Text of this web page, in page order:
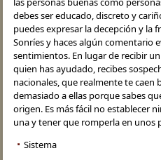
debes ser educado, discreto y
puedes expresar la decepción y la
Sonríes y haces algún comentario
sentimientos. En lugar de recibir
quien has ayudado, recibes
nacionales, que realmente te caen
demasiado a ellas porque sabes
origen. Es más fácil no establecer
una y tener que romperla en unos
Sistema